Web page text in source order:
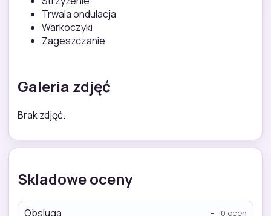
Trwala ondulacja
Warkoczyki
Zageszczanie
Galeria zdjęć
Brak zdjęć.
Skladowe oceny
Obsluga - 0 ocen